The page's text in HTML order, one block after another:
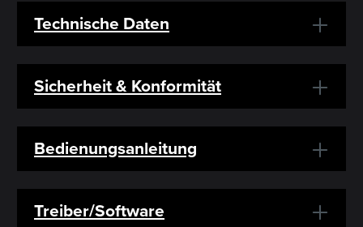
Technische Daten
Sicherheit & Konformität
Bedienungsanleitung
Treiber/Software